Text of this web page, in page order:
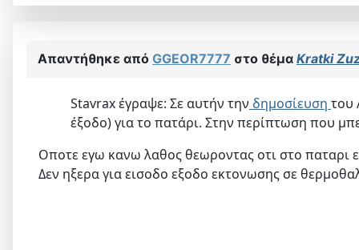
Απαντήθηκε από GGEOR7777 στο θέμα Kratki
Stavrax έγραψε: Σε αυτήν την δημοσίευση του
έξοδο) για το πατάρι. Στην περίπτωση που
Οποτε εγω κανω λαθος θεωροντας οτι στο παταρι
Δεν ηξερα για εισοδο εξοδο εκτονωσης σε